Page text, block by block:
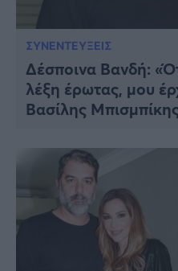
ΣΥΝΕΝΤΕΥΞΕΙΣ
Δέσποινα Βανδή:
λέξη έρωτας, μου
Βασίλης